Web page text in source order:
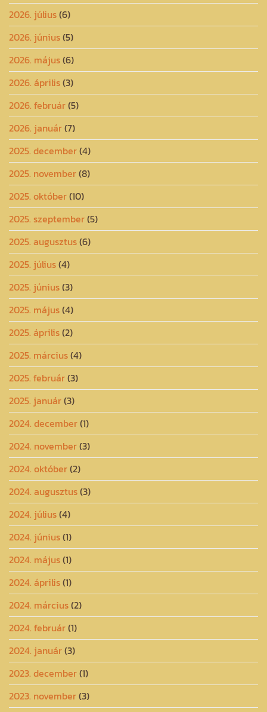
2026. július(6)
2026. június(5)
2026. május(6)
2026. április(3)
2026. február(5)
2026. január(7)
2025. december(4)
2025. november(8)
2025. október(10)
2025. szeptember(5)
2025. augusztus(6)
2025. július(4)
2025. június(3)
2025. május(4)
2025. április(2)
2025. március(4)
2025. február(3)
2025. január(3)
2024. december(1)
2024. november(3)
2024. október(2)
2024. augusztus(3)
2024. július(4)
2024. június(1)
2024. május(1)
2024. április(1)
2024. március(2)
2024. február(1)
2024. január(3)
2023. december(1)
2023. november(3)